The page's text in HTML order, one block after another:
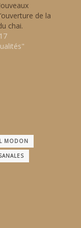
de la
chai.
MODON